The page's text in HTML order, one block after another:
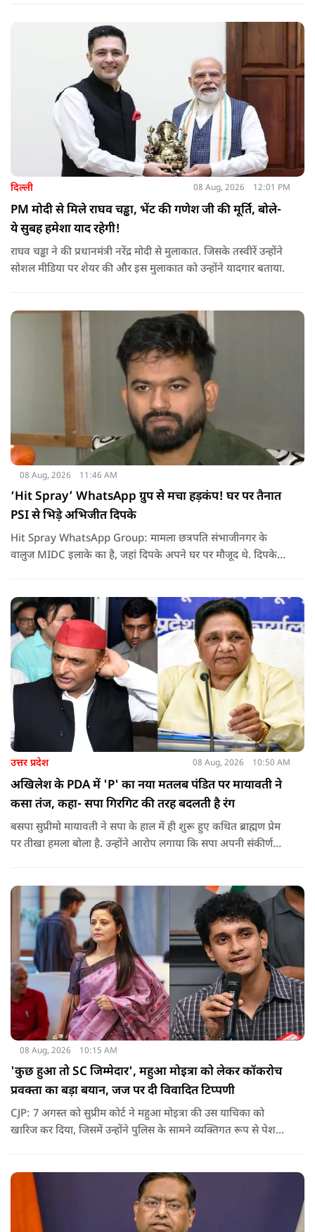
दिल्ली 08 Aug, 2026 12:01 PM
PM मोदी से मिले राघव चड्ढा, भेंट की गणेश जी की मूर्ति, बोले-
ये सुबह हमेशा याद रहेगी!
राघव चड्ढा ने की प्रधानमंत्री नरेंद्र मोदी से मुलाकात. जिसके तस्वीरें उन्होंने
सोशल मीडिया पर शेयर की और इस मुलाकात को उन्होंने यादगार बताया.
08 Aug, 2026 11:46 AM
‘Hit Spray’ WhatsApp ग्रुप से मचा हड़कंप! घर पर तैनात
PSI से भिड़े अभिजीत दिपके
Hit Spray WhatsApp Group: मामला छत्रपति संभाजीनगर के
वालुज MIDC इलाके का है, जहां दिपके अपने घर पर मौजूद थे. दिपके
को लेकर दिपके की पुलिस अधिकारी से तीखी बहस हो गई.
उत्तर प्रदेश 08 Aug, 2026 10:50 AM
अखिलेश के PDA में 'P' का नया मतलब पंडित पर मायावती ने
कसा तंज, कहा- सपा गिरगिट की तरह बदलती है रंग
बसपा सुप्रीमो मायावती ने सपा के हाल में ही शुरू हुए कथित ब्राह्मण प्रेम
पर तीखा हमला बोला है. उन्होंने आरोप लगाया कि सपा अपनी संकीर्ण
08 Aug, 2026 10:15 AM
'कुछ हुआ तो SC जिम्मेदार', महुआ मोइत्रा को लेकर कॉकरोच
प्रवक्ता का बड़ा बयान, जज पर दी विवादित टिप्पणी
CJP: 7 अगस्त को सुप्रीम कोर्ट ने महुआ मोइत्रा की उस याचिका को
खारिज कर दिया, जिसमें उन्होंने पुलिस के सामने व्यक्तिगत रूप से पेश
केंद्र बन गई है.